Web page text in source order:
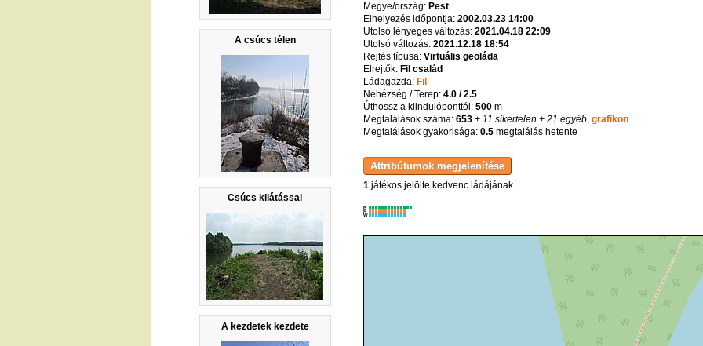
A csúcs télen
Csúcs kilátással
A kezdetek kezdete
Megye/ország: Pest
Elhelyezés időpontja: 2002.03.23 14:00
Utolsó lényeges változás: 2021.04.18 22:09
Utolsó változás: 2021.12.18 18:54
Rejtés típusa: Virtuális geoláda
Elrejtők: Fil család
Ládagazda: Fil
Nehézség / Terep: 4.0 / 2.5
Úthossz a kiindulóponttól: 500m
Megtalálások száma: 653+ 11 sikertelen + 21 egyéb, grafikon
Megtalálások gyakorisága: 0.5megtalálás hetente
1játékos jelölte kedvenc ládájának
K
R
W